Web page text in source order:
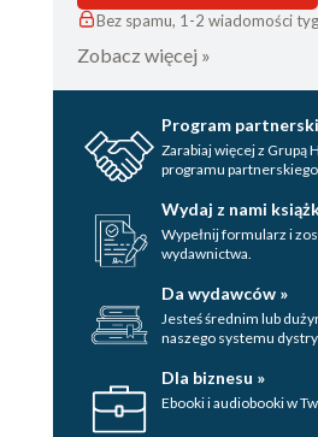
Podsumowanie 100
8. Przetwarzanie formularzy 101
Formularze HTML 101
Kodowanie 102
Inne sposoby obsługi
Przetwarzanie formularzy w
Wysyłanie danych
Przesyłanie plików 108
Bez spamu, 1-2 wiadomości
Zobacz więcej »
Program
Zarabiaj więcej z Grupą
programu
Wydaj z nami
Wypełnij formularz i
wydawnictwa.
Da wydawców »
Jesteś średnim lub
naszego systemu
Dla biznesu »
Ebooki i audiobooki w